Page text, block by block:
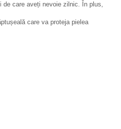
de care aveți nevoie zilnic. În plus,
care va proteja pielea